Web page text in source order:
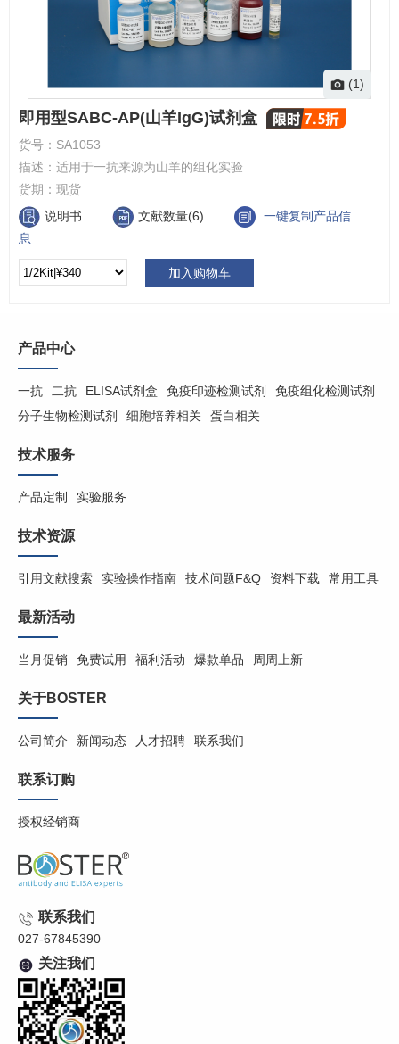
(1)
即用型SABC-AP(山羊IgG)试剂盒
货号： SA1053
描述： 适用于一抗来源为山羊的组化实验
货期： 现货
说明书
文献数量(6)
一键复制产品信
息
加入购物车
产品中心
一抗 二抗 ELISA试剂盒 免疫印迹检测试剂
免疫组化检测试剂
分子生物检测试剂
细胞培养相关 蛋白相关
技术服务
产品定制 实验服务
技术资源
引用文献搜索 实验操作指南 技术问题F&Q 资料下载 常用工具
最新活动
当月促销 免费试用 福利活动 爆款单品 周周上新
关于BOSTER
公司简介 新闻动态 人才招聘 联系我们
联系订购
授权经销商
联系我们
027-67845390
关注我们